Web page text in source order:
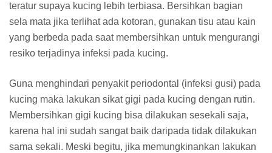
teratur supaya kucing lebih terbiasa. Bersihkan bagian
sela mata jika terlihat ada kotoran, gunakan tisu atau kain
yang berbeda pada saat membersihkan untuk mengurangi
resiko terjadinya infeksi pada kucing.
Guna menghindari penyakit periodontal (infeksi gusi) pada
kucing maka lakukan sikat gigi pada kucing dengan rutin.
Membersihkan gigi kucing bisa dilakukan sesekali saja,
karena hal ini sudah sangat baik daripada tidak dilakukan
sama sekali. Meski begitu, jika memungkinankan lakukan